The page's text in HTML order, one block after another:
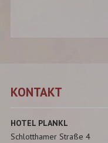
KONTAKT
HOTEL PLANKL
Schlotthamer Straße 4